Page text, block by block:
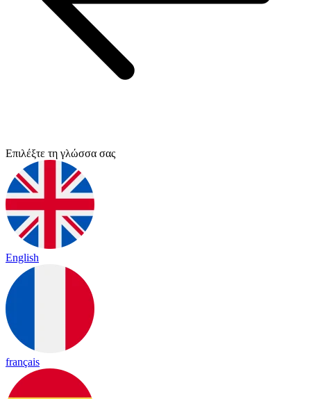
Επιλέξτε τη γλώσσα σας
English
français